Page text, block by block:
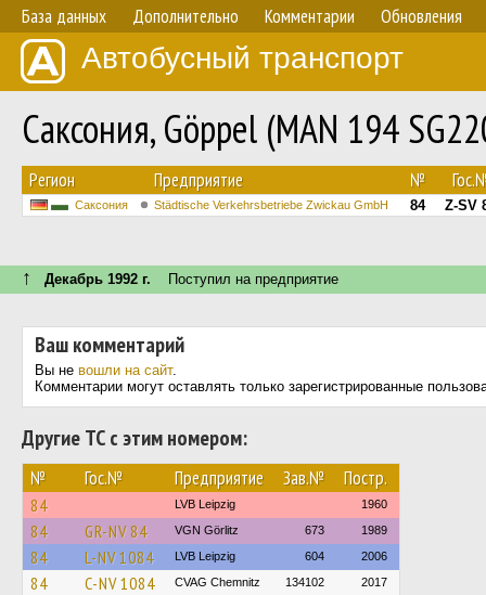
База данных Дополнительно Комментарии Обновления
Автобусный транспорт
Саксония, Göppel (MAN 194
Регион Предприятие №
Саксония Städtische Verkehrsbetriebe Zwickau GmbH 84 Z-SV
↑ Декабрь 1992 г. Поступил на предприятие
Ваш комментарий
Вы не вошли на сайт.
Комментарии могут оставлять только зарегистрированные
Другие ТС с этим номером:
№ Гос.№ Предприятие Зав.№ Постр.
84 LVB Leipzig 1960
84 GR-NV 84 VGN Görlitz 673 1989
84 L-NV 1084 LVB Leipzig 604 2006
84 C-NV 1084 CVAG Chemnitz 134102 2017